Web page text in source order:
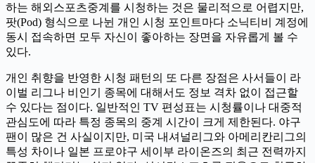
하는 해외스포츠중계를 시청하는 것은 물리적으로 어렵지만,
팟(Pod) 형식으로 나뉜 개인 시청 포인트마다 소닉티비 계정에
동시 접속하면 모두 자신이 좋아하는 장면을 자유롭게 볼 수
있다.
개인 취향을 반영한 시청 패턴의 또 다른 장점은 사서들이 라
이벌 리그나 비인기 종목에 대해서도 정보 격차 없이 접근할
수 있다는 점이다. 일반적인 TV 편성표는 시청률이나 대중적
관심도에 따라 특정 종목의 중계 시간이 크게 제한된다. 야구
팬이 많은 건 사실이지만, 미국 내셔널리그와 아메리칸리그의
특성 차이나 일본 프로야구 세이부 라이온즈의 최근 전력까지